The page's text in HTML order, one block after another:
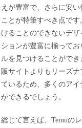
えが豊富で、さらに安
ことが特筆すべき点で
けることのできないデ
ションが豊富に揃って
ルを見つけることがで
販サイトよりもリーズ
ているため、多くのア
ができるでしょう。
総じて言えば、Temuの